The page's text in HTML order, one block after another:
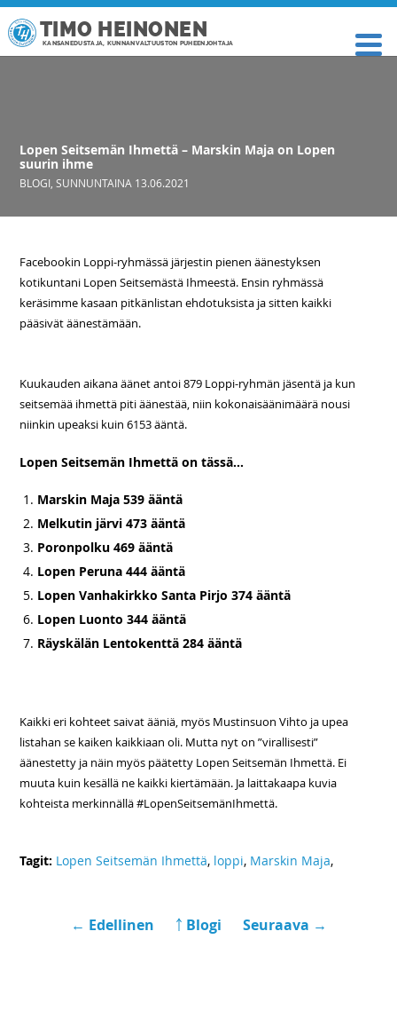
TIMO HEINONEN
KANSANEDUSTAJA, KUNNANVALTUUSTON PUHEENJOHTAJA
Lopen Seitsemän Ihmettä – Marskin Maja on Lopen
suurin ihme
BLOGI ,SUNNUNTAINA 13.06.2021
Facebookin Loppi-ryhmässä järjestin pienen äänestyksen
kotikuntani Lopen Seitsemästä Ihmeestä. Ensin ryhmässä
keräsimme kasaan pitkänlistan ehdotuksista ja sitten kaikki
pääsivät äänestämään.
Kuukauden aikana äänet antoi 879 Loppi-ryhmän jäsentä ja kun
seitsemää ihmettä piti äänestää, niin kokonaisäänimäärä nousi
niinkin upeaksi kuin 6153 ääntä.
Lopen Seitsemän Ihmettä on tässä…
Marskin Maja 539 ääntä
Melkutin järvi 473 ääntä
Poronpolku 469 ääntä
Lopen Peruna 444 ääntä
Lopen Vanhakirkko Santa Pirjo 374 ääntä
Lopen Luonto 344 ääntä
Räyskälän Lentokenttä 284 ääntä
Kaikki eri kohteet saivat ääniä, myös Mustinsuon Vihto ja upea
listahan se kaiken kaikkiaan oli. Mutta nyt on ”virallisesti”
äänestetty ja näin myös päätetty Lopen Seitsemän Ihmettä. Ei
muuta kuin kesällä ne kaikki kiertämään. Ja laittakaapa kuvia
kohteista merkinnällä #LopenSeitsemänIhmettä.
Tagit: Lopen Seitsemän Ihmettä, loppi, Marskin Maja,
← Edellinen ￪ Blogi Seuraava →